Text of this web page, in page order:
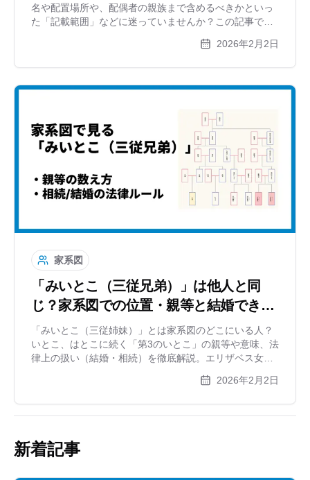
名や配置場所や、配偶者の親族まで含めるべきかといっ
た「記載範囲」などに迷っていませんか？この記事で
解説。複雑になりがちな家系図をスッキリ整理する方法
2026年2月2日
家系図
「みいとこ（三従兄弟）」は他人と同
じ？家系図での位置・親等と結婚できる
か解説
「みいとこ（三従姉妹）」とは家系図のどこにいる人？
いとこ、はとこに続く「第3のいとこ」の親等や意味、法
律上の扱い（結婚・相続）を徹底解説。エリザベス女王
遠縁を家系図で楽しむ方法をご紹介します。2026年2月2日
新着記事